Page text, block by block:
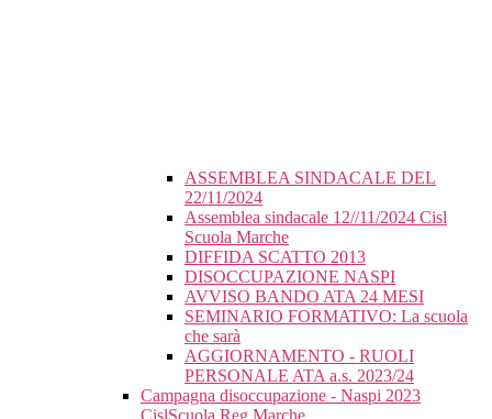
ASSEMBLEA SINDACALE DEL
22/11/2024
Assemblea sindacale 12//11/2024 Cisl
Scuola Marche
DIFFIDA SCATTO 2013
DISOCCUPAZIONE NASPI
AVVISO BANDO ATA 24 MESI
SEMINARIO FORMATIVO: La scuola
che sarà
AGGIORNAMENTO - RUOLI
PERSONALE ATA a.s. 2023/24
Campagna disoccupazione - Naspi 2023